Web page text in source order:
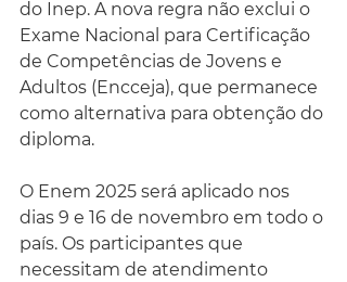
do Inep. A nova regra não exclui o
Exame Nacional para Certificação
de Competências de Jovens e
Adultos (Encceja), que permanece
como alternativa para obtenção do
diploma.
O Enem 2025 será aplicado nos
dias 9 e 16 de novembro em todo o
país. Os participantes que
necessitam de atendimento